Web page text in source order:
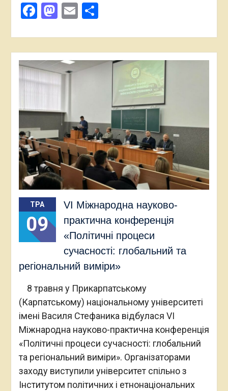
Facebook
Mastodon
EmailПоділитися
ТРА
09
VI Міжнародна науково-
практична конференція
«Політичні процеси
сучасності: глобальний та
регіональний виміри»
8 травня у Прикарпатському
(Карпатському) національному університеті
імені Василя Стефаника відбулася VI
Міжнародна науково-практична конференція
«Політичні процеси сучасності: глобальний
та регіональний виміри». Організаторами
заходу виступили університет спільно з
Інститутом політичних і етнонаціональних